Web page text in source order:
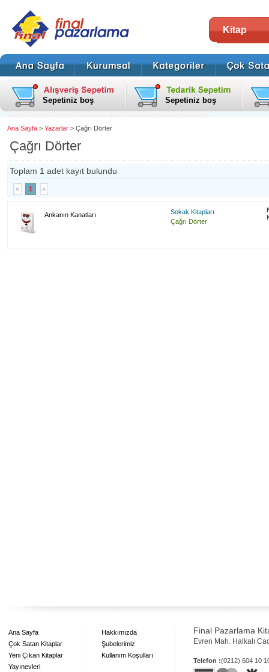
Kitap
Sepetiniz boş Sepetiniz boş
Ana Sayfa > Yazarlar > Çağrı Dörter
Çağrı Dörter
Toplam 1 adet kayıt bulundu
« 1 »
Ankanın Kanatları
Sokak Kitapları
Çağrı Dörter
Ana Sayfa
Çok Satan Kitaplar
Yeni Çıkan Kitaplar
Yayınevleri
Hakkımızda
Şubelerimiz
Kullanım Koşulları
Final Pazarlama
Evren Mah. Halkalı
Telefon :(0212) 604 10